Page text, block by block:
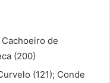
de
(200)
(121); Conde